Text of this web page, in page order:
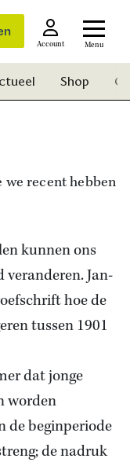
Account Menu
Shop
recent hebben
kunnen ons
Jan-
hoe de
tussen 1901
dat jonge
worden
de beginperiode
de nadruk